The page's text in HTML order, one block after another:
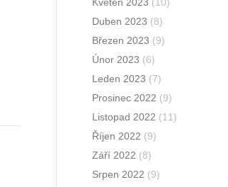
Duben 2023 (8)
Březen 2023 (9)
Únor 2023 (6)
Leden 2023 (7)
Prosinec 2022 (9)
Listopad 2022 (11)
Říjen 2022 (9)
Září 2022 (8)
Srpen 2022 (9)